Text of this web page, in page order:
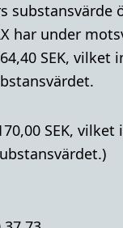
substansvärde
har under
SEK,
SEK,